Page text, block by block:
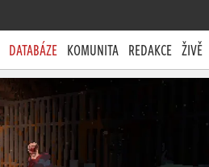
DATABÁZE KOMUNITA REDAKCE ŽIVĚ